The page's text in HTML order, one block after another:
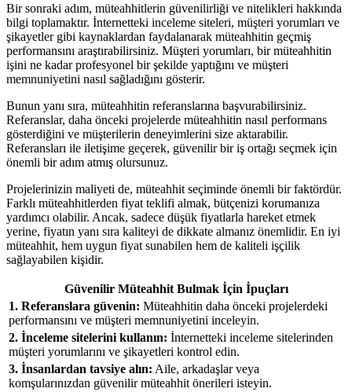
Bir sonraki adım, müteahhitlerin güvenilirliği ve nitelikleri hakkında
bilgi toplamaktır. İnternetteki inceleme siteleri, müşteri yorumları ve
şikayetler gibi kaynaklardan faydalanarak müteahhitin geçmiş
performansını araştırabilirsiniz. Müşteri yorumları, bir müteahhitin
işini ne kadar profesyonel bir şekilde yaptığını ve müşteri
memnuniyetini nasıl sağladığını gösterir.
Bunun yanı sıra, müteahhitin referanslarına başvurabilirsiniz.
Referanslar, daha önceki projelerde müteahhitin nasıl performans
gösterdiğini ve müşterilerin deneyimlerini size aktarabilir.
Referansları ile iletişime geçerek, güvenilir bir iş ortağı seçmek için
önemli bir adım atmış olursunuz.
Projelerinizin maliyeti de, müteahhit seçiminde önemli bir faktördür.
Farklı müteahhitlerden fiyat teklifi almak, bütçenizi korumanıza
yardımcı olabilir. Ancak, sadece düşük fiyatlarla hareket etmek
yerine, fiyatın yanı sıra kaliteyi de dikkate almanız önemlidir. En iyi
müteahhit, hem uygun fiyat sunabilen hem de kaliteli işçilik
sağlayabilen kişidir.
Güvenilir Müteahhit Bulmak İçin İpuçları
1. Referanslara güvenin: Müteahhitin daha önceki projelerdeki
performansını ve müşteri memnuniyetini inceleyin.
2. İnceleme sitelerini kullanın: İnternetteki inceleme sitelerinden
müşteri yorumlarını ve şikayetleri kontrol edin.
3. İnsanlardan tavsiye alın: Aile, arkadaşlar veya
komşularınızdan güvenilir müteahhit önerileri isteyin.